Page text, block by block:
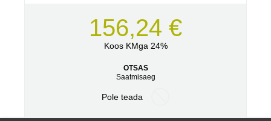
156,24 €
Koos KMga 24%
OTSAS
Saatmisaeg
Pole teada